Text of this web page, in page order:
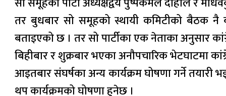
तर बुधबार सो समूहको स्थायी कमिटीको बैठक नै
बताइएको छ । तर सो पार्टीका एक नेताका अनुसार
बिहीबार र शुक्रबार भएका अनौपचारिक भेटघाटमा
आइतबार संघर्षका अन्य कार्यक्रम घोषणा गर्ने
थप कार्यक्रमको घोषणा हुनेछ ।